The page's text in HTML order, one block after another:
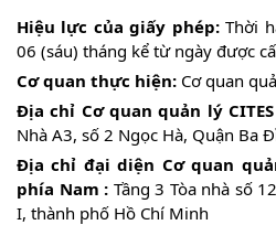
Hiệu lực của giấy phép:Thời
06 (sáu) tháng kể từ ngày được
Cơ quan thực hiện: Cơ quan
Địa chỉ Cơ quan quản lý
Nhà A3, số 2 Ngọc Hà, Quận Ba
Địa chỉ đại diện Cơ quan
phía Nam : Tầng 3 Tòa nhà số
I, thành phố Hồ Chí Minh